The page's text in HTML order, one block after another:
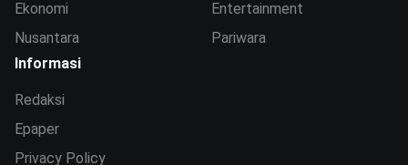
Ekonomi
Nusantara
Entertainment
Pariwara
Informasi
Redaksi
Epaper
Privacy Policy